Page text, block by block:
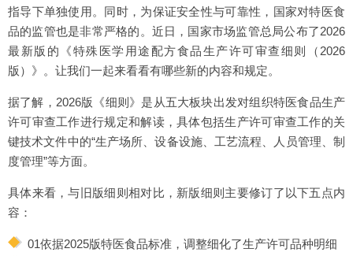
指导下单独使用。同时，为保证安全性与可靠性，国家对特医食
品的监管也是非常严格的。近日，国家市场监管总局公布了2026
最新版的《特殊医学用途配方食品生产许可审查细则（2026
版）》。让我们一起来看看有哪些新的内容和规定。
据了解，2026版《细则》是从五大板块出发对组织特医食品生产
许可审查工作进行规定和解读，具体包括生产许可审查工作的关
键技术文件中的“生产场所、设备设施、工艺流程、人员管理、制
度管理”等方面。
具体来看，与旧版细则相对比，新版细则主要修订了以下五点内
容：
01依据2025版特医食品标准，调整细化了生产许可品种明细